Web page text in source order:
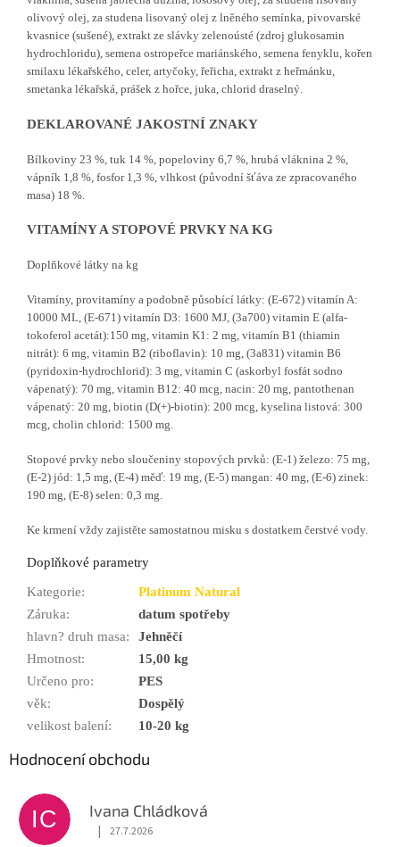
olivový olej, za studena lisovaný olej z lněného semínka, pivovarské
kvasnice (sušené), extrakt ze slávky zelenoústé (zdroj glukosamin
hydrochloridu), semena ostropeřce mariánského, semena fenyklu, kořen
smilaxu lékařského, celer, artyčoky, řeřicha, extrakt z heřmánku,
smetanka lékařská, prášek z hořce, juka, chlorid draselný.
DEKLAROVANÉ JAKOSTNÍ ZNAKY
Bílkoviny 23 %, tuk 14 %, popeloviny 6,7 %, hrubá vláknina 2 %,
vápník 1,8 %, fosfor 1,3 %, vlhkost (původní šťáva ze zpracovaného
masa) 18 %.
VITAMÍNY A STOPOVÉ PRVKY NA KG
Doplňkové látky na kg
Vitamíny, provitamíny a podobně působící látky: (E-672) vitamín A:
10000 ML, (E-671) vitamín D3: 1600 MJ, (3a700) vitamin E (alfa-
tokoferol acetát):150 mg, vitamin K1: 2 mg, vitamín B1 (thiamin
nitrát): 6 mg, vitamin B2 (riboflavin): 10 mg, (3a831) vitamin B6
(pyridoxin-hydrochlorid): 3 mg, vitamin C (askorbyl fosfát sodno
vápenatý): 70 mg, vitamin B12: 40 mcg, nacin: 20 mg, pantothenan
vápenatý: 20 mg, biotin (D(+)-biotin): 200 mcg, kyselina listová: 300
mcg, cholin chlorid: 1500 mg.
Stopové prvky nebo sloučeniny stopových prvků: (E-1) železo: 75 mg,
(E-2) jód: 1,5 mg, (E-4) měď: 19 mg, (E-5) mangan: 40 mg, (E-6) zinek:
190 mg, (E-8) selen: 0,3 mg.
Ke krmení vždy zajistěte samostatnou misku s dostatkem čerstvé vody.
Doplňkové parametry
Kategorie:
Platinum Natural
Záruka:
datum spotřeby
hlavn? druh masa:
Jehněčí
Hmotnost:
15,00 kg
Určeno pro:
PES
věk:
Dospělý
velikost balení: 10-20 kg
Hodnocení obchodu
IC Ivana Chládková
Hodnocení obchodu je 5 z 5 hvězdiček.
| 27.7.2026